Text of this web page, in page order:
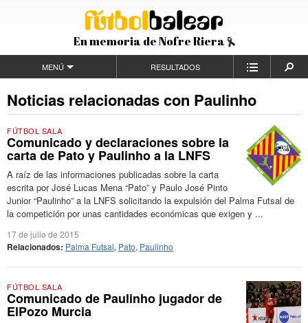
En memoria de Nofre Riera
MENÚ RESULTADOS
Noticias relacionadas con Paulinho
FÚTBOL SALA
Comunicado y declaraciones sobre la
carta de Pato y Paulinho a la LNFS
A raíz de las informaciones publicadas sobre la carta
escrita por José Lucas Mena “Pato” y Paulo José Pinto
Junior “Paulinho” a la LNFS solicitando la expulsión del Palma Futsal de
la competición por unas cantidades económicas que exigen y ...
17 de julio de 2015
Relacionados: Palma Futsal, Pato, Paulinho
FÚTBOL SALA
Comunicado de Paulinho jugador de
ElPozo Murcia